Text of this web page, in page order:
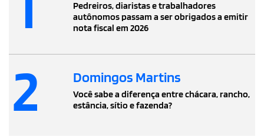
Pedreiros, diaristas e trabalhadores
autônomos passam a ser obrigados a emitir
nota fiscal em 2026
2 Domingos Martins
Você sabe a diferença entre chácara, rancho,
estância, sítio e fazenda?